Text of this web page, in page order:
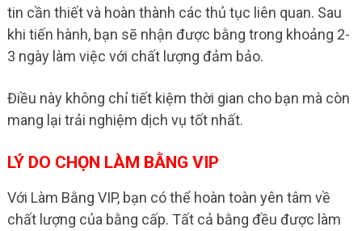
tin cần thiết và hoàn thành các thủ tục liên quan. Sau
khi tiến hành, bạn sẽ nhận được bằng trong khoảng 2-
3 ngày làm việc với chất lượng đảm bảo.
Điều này không chỉ tiết kiệm thời gian cho bạn mà còn
mang lại trải nghiệm dịch vụ tốt nhất.
LÝ DO CHỌN LÀM BẰNG VIP
Với Làm Bằng VIP, bạn có thể hoàn toàn yên tâm về
chất lượng của bằng cấp. Tất cả bằng đều được làm